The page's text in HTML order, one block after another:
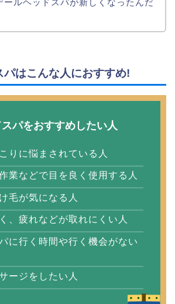
ールヘッドスパが新しくなったんだ
パはこんな人におすすめ!
パをおすすめしたい人
りに悩まされている人
業などで目を良く使用する人
毛が気になる人
、疲れなどが取れにくい人
に行く時間や行く機会がない
ージをしたい人